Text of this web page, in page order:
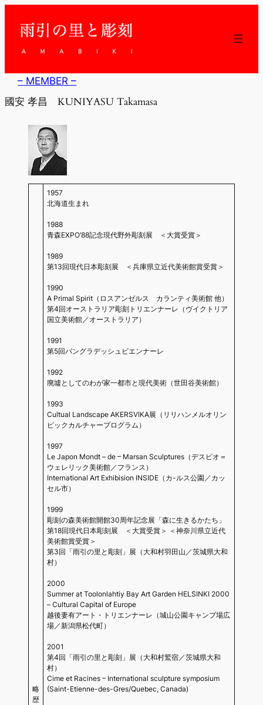
ッ
– MEMBER –
國安 孝昌 KUNIYASU Takamasa
略
歴
1957
北海道生まれ
1988
青森EXPO‘88記念現代野外彫刻展 ＜大賞受賞＞
1989
第13回現代日本彫刻展 ＜兵庫県立近代美術館賞受賞＞
1990
A Primal Spirit（ロスアンゼルス カランティ美術館 他）
第4回オーストラリア彫刻トリエンナーレ（ヴイクトリア
国立美術館／オーストラリア）
1991
第5回バングラデッシュビエンナーレ
1992
廃墟としてのわが家一都市と現代美術（世田谷美術館）
1993
Cultual Landscape AKERSVIKA展（リリハンメルオリン
ピックカルチャープログラム）
1997
Le Japon Mondt – de – Marsan Sculptures（デスピオ＝
ウェレリック美術館／フランス）
International Art Exhibision INSIDE（カ-ルス公園／カッ
セル市）
1999
彫刻の森美術館開館30周年記念展「森に生きるかたち」
第18回現代日本彫刻展 ＜大賞受賞＞ ＜神奈川県立近代
美術館賞受賞＞
第3回「雨引の里と彫刻」展（大和村羽田山／茨城県大和
村）
2000
Summer at Toolonlahtiy Bay Art Garden HELSINKI 2000
– Cultural Capital of Europe
越後妻有アート・トリエンナーレ（城山公園キャンプ場広
場／新潟県松代町）
2001
第4回「雨引の里と彫刻」展（大和村鷲宿／茨城県大和
村）
Cime et Racines – International sculpture symposium
(Saint-Etienne-des-Gres/Quebec, Canada)